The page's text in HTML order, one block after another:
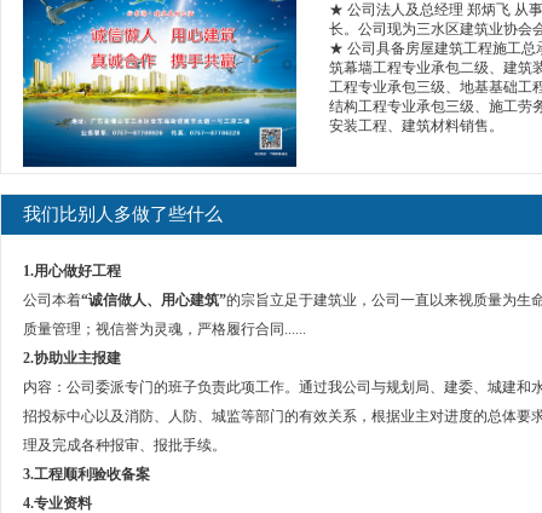
★ 公司法人及总经理 郑炳飞 从
长。公司现为三水区建筑业协会
★ 公司具备房屋建筑工程施工总
筑幕墙工程专业承包二级、建筑
工程专业承包三级、地基基础工
结构工程专业承包三级、施工劳
安装工程、建筑材料销售。
我们比别人多做了些什么
1.用心做好工程
公司本着“诚信做人、用心建筑”的宗旨立足于建筑业，公司一直以来视质量为生
质量管理；视信誉为灵魂，严格履行合同......
2.协助业主报建
内容：公司委派专门的班子负责此项工作。通过我公司与规划局、建委、城建和
招投标中心以及消防、人防、城监等部门的有效关系，根据业主对进度的总体要
理及完成各种报审、报批手续。
3.工程顺利验收备案
4.专业资料